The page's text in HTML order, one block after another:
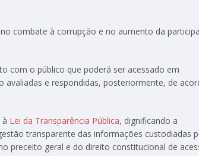
combate à corrupção e no aumento da
com o público que poderá ser acessado em
avaliadas e respondidas, posteriormente, de
Lei da Transparência Pública, dignificando a
transparente das informações custodiadas
preceito geral e do direito constitucional de